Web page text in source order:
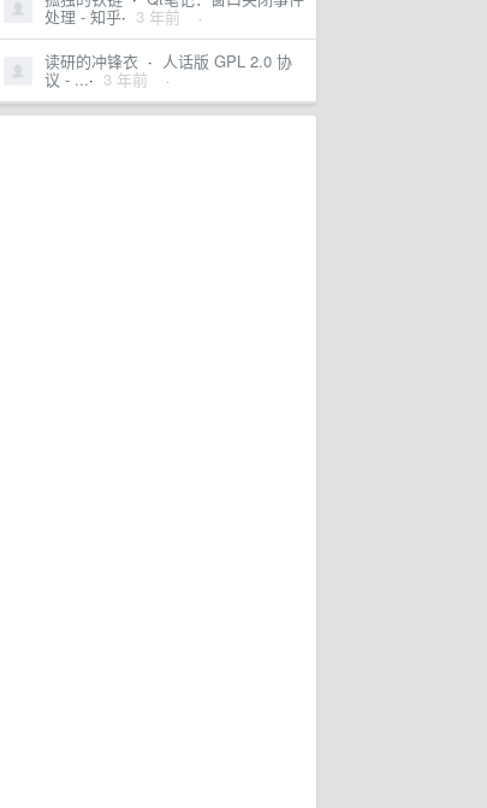
处理 - 知乎· 3 年前 ·
读研的冲锋衣 · 人话版 GPL 2.0 协
议 - ...· 3 年前 ·